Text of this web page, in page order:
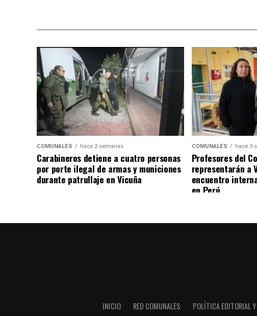
COMUNALES hace 2 semanas
Carabineros detiene a cuatro personas
por porte ilegal de armas y municiones
durante patrullaje en Vicuña
COMUNALES hace 3
Profesores del
representarán a
encuentro
en Perú
INICIO RED COMUNALES POLÍTICA EDITORIAL